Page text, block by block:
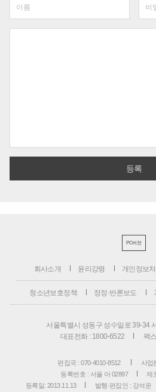
PC버전
회사소개 윤리강령 개인정보
청소년보호정책 정정·반론보도
서울특별시 성동구 성수일로 39-34
대표전화 : 1800-6522
팩
편집국 : 070-4010-8512
사업
등록번호 : 서울 아 02897
제
등록일: 2013.11.13
발행·편집인 : 강석운